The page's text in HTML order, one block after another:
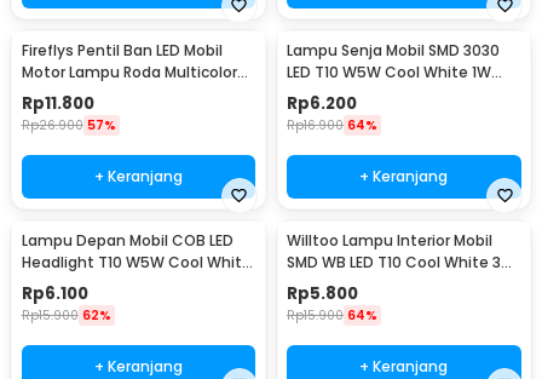
Fireflys Pentil Ban LED Mobil
Motor Lampu Roda Multicolor
2PCS - AG10
Rp11.800
Rp26.900 57%
+ Keranjang
Lampu Senja Mobil SMD 3030
LED T10 W5W Cool White 1W
12/24V 2 PCS
Rp6.200
Rp16.900 64%
+ Keranjang
Lampu Depan Mobil COB LED
Headlight T10 W5W Cool White
1W 12V 2 PCS - T10-W5
Rp6.100
Rp15.900 62%
+ Keranjang
Willtoo Lampu Interior Mobil
SMD WB LED T10 Cool White 3W
12V - YSY-PL
Rp5.800
Rp15.900 64%
+ Keranjang